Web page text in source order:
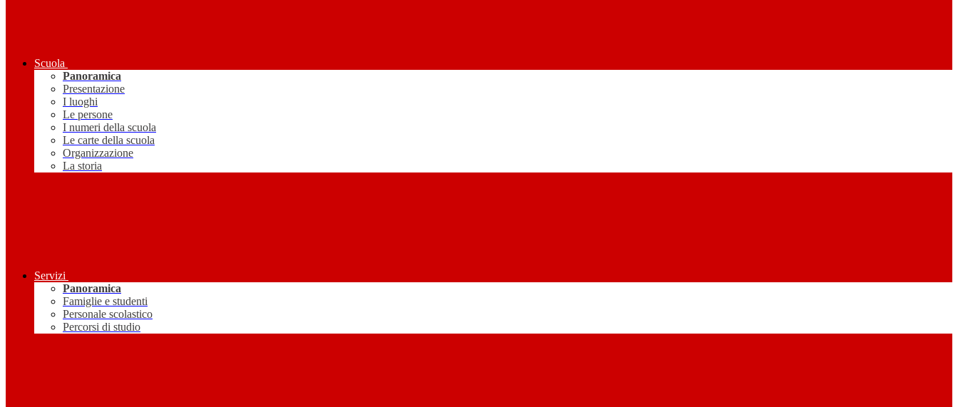
Scuola
Panoramica
Presentazione
I luoghi
Le persone
I numeri della scuola
Le carte della scuola
Organizzazione
La storia
Servizi
Panoramica
Famiglie e studenti
Personale scolastico
Percorsi di studio